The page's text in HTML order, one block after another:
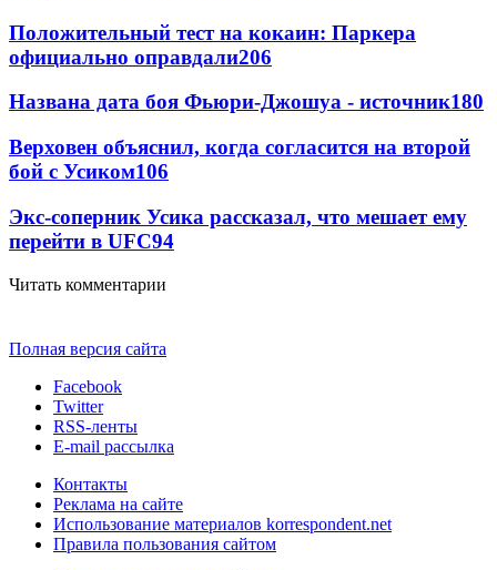
Положительный тест на кокаин: Паркера
официально оправдали206
Названа дата боя Фьюри-Джошуа - источник180
Верховен объяснил, когда согласится на второй
бой с Усиком106
Экс-соперник Усика рассказал, что мешает ему
перейти в UFC94
Читать комментарии
Полная версия сайта
Facebook
Twitter
RSS-ленты
E-mail рассылка
Контакты
Реклама на сайте
Использование материалов korrespondent.net
Правила пользования сайтом